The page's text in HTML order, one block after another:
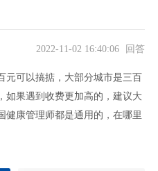
2022-11-02 16:40:06 回答
元可以搞掂，大部分城市是三百
如果遇到收费更加高的，建议大
健康管理师都是通用的，在哪里